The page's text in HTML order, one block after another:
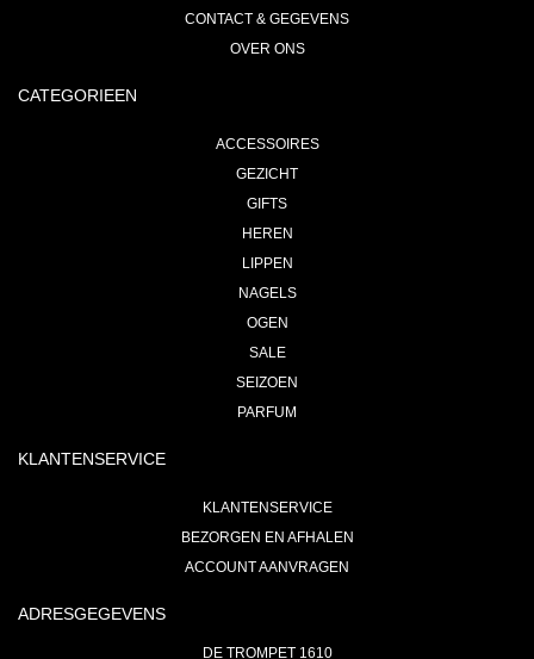
CONTACT & GEGEVENS
OVER ONS
CATEGORIEEN
ACCESSOIRES
GEZICHT
GIFTS
HEREN
LIPPEN
NAGELS
OGEN
SALE
SEIZOEN
PARFUM
KLANTENSERVICE
KLANTENSERVICE
BEZORGEN EN AFHALEN
ACCOUNT AANVRAGEN
ADRESGEGEVENS
DE TROMPET 1610